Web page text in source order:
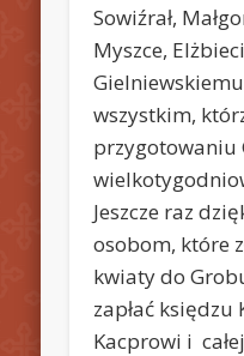
Sowiźrał,
Myszce,
wszystkim,
przygotowaniu
Jeszcze raz
osobom, które
kwiaty do
zapłać księdzu
Kacprowi i